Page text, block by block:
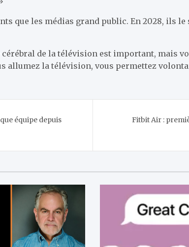
que les médias grand public. En 2028, ils
cérébral de la télévision est important, mais
allumez la télévision, vous permettez
équipe depuis
Fitbit Air :